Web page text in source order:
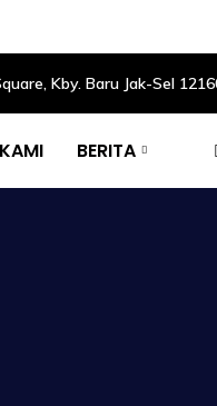
Kby. Baru Jak-Sel
BERITA